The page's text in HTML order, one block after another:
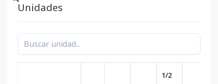
Unidades
1/2